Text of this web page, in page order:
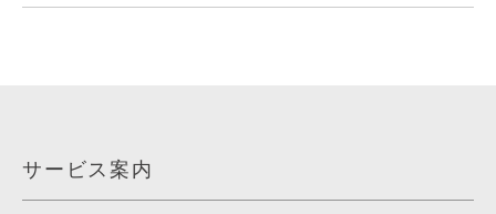
サービス案内